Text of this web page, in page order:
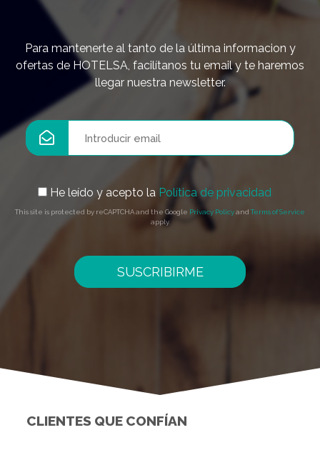
Para mantenerte al tanto de la última informacion y
ofertas de HOTELSA, facilítanos tu email y te haremos
llegar nuestra newsletter.
He leído y acepto la Política de privacidad
This site is protected by reCAPTCHA and the Google Privacy Policyand Terms of Service
apply.
SUSCRIBIRME
CLIENTES QUE CONFÍAN